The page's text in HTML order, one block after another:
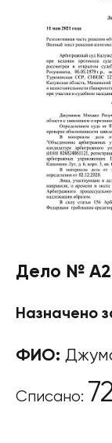
Дело №
Назначено
ФИО:
Списано: